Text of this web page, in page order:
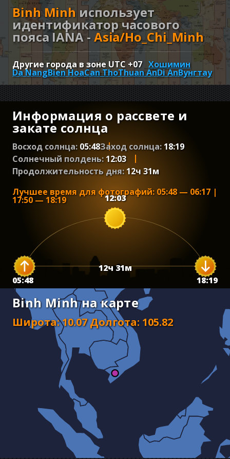
Binh Minh использует
идентификатор часового
пояса IANA -Asia/Ho_Chi_Minh
Другие города в зоне UTC +07 Хошимин
Da NangBien HoaCan ThoThuan AnDi AnВунгтау
Информация о рассвете и
закате солнца
Восход солнца: 05:48Заход солнца: 18:19
Солнечный полдень: 12:03
Продолжительность дня: 12ч31м
Лучшее время для фотографий: 05:48 — 06:17 |
17:50 — 18:19
05:48 18:19
12:03
12ч31м
Binh Minh на карте
Широта:10.07 Долгота: 105.82